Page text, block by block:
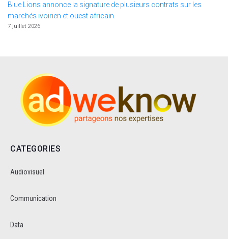
Blue Lions annonce la signature de plusieurs contrats sur les
marchés ivoirien et ouest africain.
7 juillet 2026
CATEGORIES
Audiovisuel
Communication
Data